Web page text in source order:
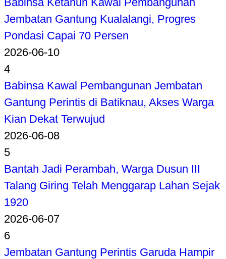
Jembatan Gantung Kualalangi, Progres
Pondasi Capai 70 Persen
2026-06-10
4
Babinsa Kawal Pembangunan Jembatan
Gantung Perintis di Batiknau, Akses Warga
Kian Dekat Terwujud
2026-06-08
5
Bantah Jadi Perambah, Warga Dusun III
Talang Giring Telah Menggarap Lahan Sejak
1920
2026-06-07
6
Jembatan Gantung Perintis Garuda Hampir